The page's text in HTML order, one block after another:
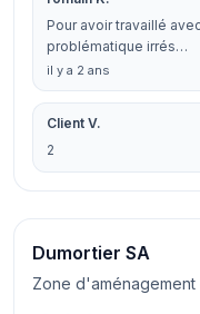
Pour avoir travaillé
problématique irrés…
il y a 2 ans
Client V.
2
Dumortier SA
Zone